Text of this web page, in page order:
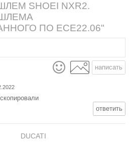
SHOEI NXR2.
ПО ECE22.06"
написать
ответить
DUCATI